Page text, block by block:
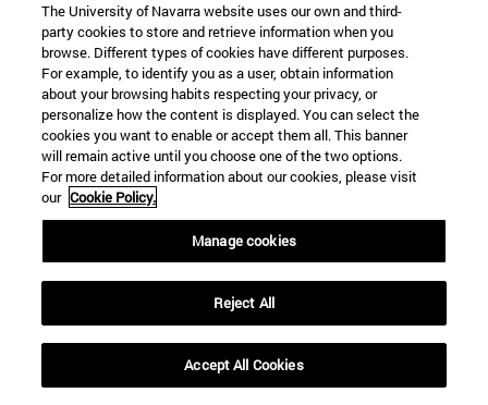
22 SEP
FUNCIÓN Y FICCIÓN. Varios artistas
Más información
The University of Navarra website uses our own and third-
party cookies to store and retrieve information when you
browse. Different types of cookies have different purposes.
For example, to identify you as a user, obtain information
about your browsing habits respecting your privacy, or
personalize how the content is displayed. You can select the
cookies you want to enable or accept them all. This banner
will remain active until you choose one of the two options.
For more detailed information about our cookies, please visit
our Cookie Policy.
Manage cookies
Reject All
Accept All Cookies